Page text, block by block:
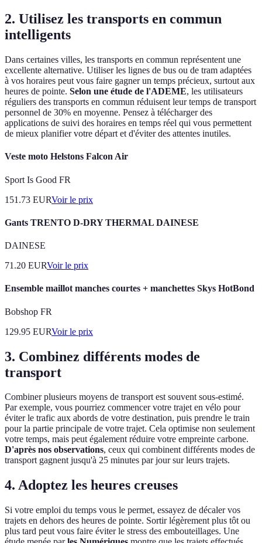
2. Utilisez les transports en commun
intelligents
Dans certaines villes, les transports en commun représentent une
excellente alternative. Utiliser les lignes de bus ou de tram adaptées
à vos horaires peut vous faire gagner un temps précieux, surtout aux
heures de pointe. Selon une étude de l'ADEME, les utilisateurs
réguliers des transports en commun réduisent leur temps de transport
personnel de 30% en moyenne. Pensez à télécharger des
applications de suivi des horaires en temps réel qui vous permettent
de mieux planifier votre départ et d'éviter des attentes inutiles.
Veste moto Helstons Falcon Air
Sport Is Good FR
151.73 EURVoir le prix
Gants TRENTO D-DRY THERMAL DAINESE
DAINESE
71.20 EURVoir le prix
Ensemble maillot manches courtes + manchettes Skys HotBond
Bobshop FR
129.95 EURVoir le prix
3. Combinez différents modes de
transport
Combiner plusieurs moyens de transport est souvent sous-estimé.
Par exemple, vous pourriez commencer votre trajet en vélo pour
éviter le trafic aux abords de votre destination, puis prendre le train
pour la partie principale de votre trajet. Cela optimise non seulement
votre temps, mais peut également réduire votre empreinte carbone.
D'après nos observations, ceux qui combinent différents modes de
transport gagnent jusqu'à 25 minutes par jour sur leurs trajets.
4. Adoptez les heures creuses
Si votre emploi du temps vous le permet, essayez de décaler vos
trajets en dehors des heures de pointe. Sortir légèrement plus tôt ou
plus tard peut vous faire éviter le stress des embouteillages. Une